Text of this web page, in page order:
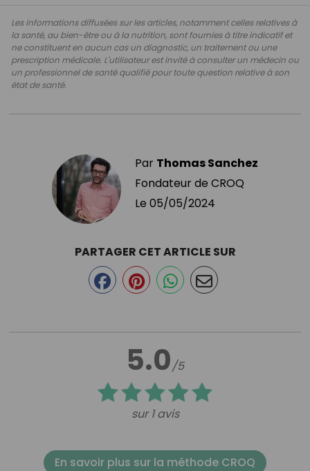
Les informations diffusées sur les articles, notamment celles relatives à
la santé, au bien-être ou à la nutrition, sont fournies à titre indicatif et
ne constituent en aucun cas un diagnostic, un traitement ou une
prescription médicale. L'utilisateur est invité à consulter un médecin ou
un professionnel de santé qualifié pour toute question relative à son
état de santé.
Par Thomas Sanchez
Fondateur de CROQ
Le 05/05/2024
5.0/5
sur 1 avis
PARTAGER CET ARTICLE SUR
En savoir plus sur la méthode CROQ